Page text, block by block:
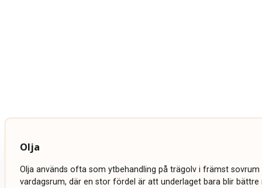
Olja
Olja används ofta som ytbehandling på trägolv i främst sovrum
vardagsrum, där en stor fördel är att underlaget bara blir